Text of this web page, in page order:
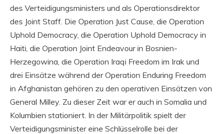
des Verteidigungsministers und als Operationsdirektor
des Joint Staff. Die Operation Just Cause, die Operation
Uphold Democracy, die Operation Uphold Democracy in
Haiti, die Operation Joint Endeavour in Bosnien-
Herzegowina, die Operation Iraqi Freedom im Irak und
drei Einsätze während der Operation Enduring Freedom
in Afghanistan gehören zu den operativen Einsätzen von
General Milley. Zu dieser Zeit war er auch in Somalia und
Kolumbien stationiert. In der Militärpolitik spielt der
Verteidigungsminister eine Schlüsselrolle bei der